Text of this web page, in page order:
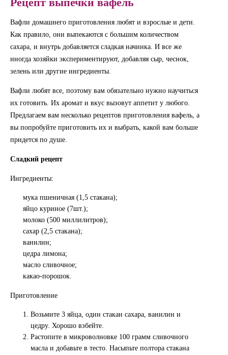
Вафли домашнего приготовления любят и взрослые и дети.
Как правило, они выпекаются с большим количеством
сахара, и внутрь добавляется сладкая начинка. И все же
иногда хозяйки экспериментируют, добавляя сыр, чеснок,
зелень или другие ингредиенты.
Вафли любят все, поэтому вам обязательно нужно научиться
их готовить. Их аромат и вкус вызовут аппетит у любого.
Предлагаем вам несколько рецептов приготовления вафель, а
вы попробуйте приготовить их и выбрать, какой вам больше
придется по душе.
Сладкий рецепт
Ингредиенты:
мука пшеничная (1,5 стакана);
яйцо куриное (7шт.);
молоко (500 миллилитров);
сахар (2,5 стакана);
ванилин;
цедра лимона;
масло сливочное;
какао-порошок.
Приготовление
Возьмите 3 яйца, один стакан сахара, ванилин и
цедру. Хорошо взбейте.
Растопите в микроволновке 100 грамм сливочного
масла и добавьте в тесто. Насыпьте полтора стакана